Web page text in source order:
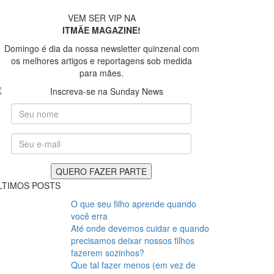
VEM SER VIP NA
ITMÃE MAGAZINE!
Domingo é dia da nossa newsletter quinzenal com
os melhores artigos e reportagens sob medida
para mães.
POSTS
O que seu filho aprende quando
você erra
Até onde devemos cuidar e quando
precisamos deixar nossos filhos
fazerem sozinhos?
Que tal fazer menos (em vez de